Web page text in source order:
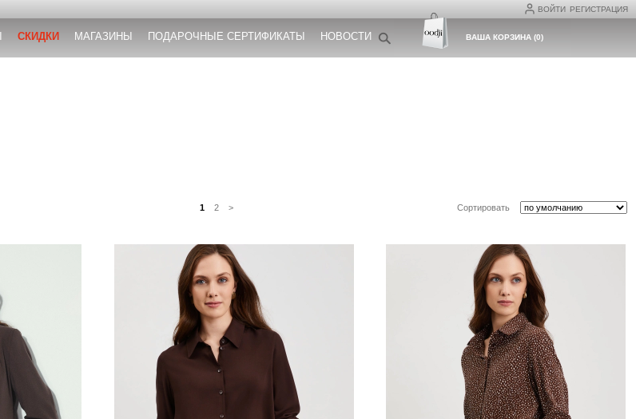
ВОЙТИ РЕГИСТРАЦИЯ
СКИДКИ МАГАЗИНЫ ПОДАРОЧНЫЕ СЕРТИФИКАТЫ НОВОСТИ ВАША КОРЗИНА(0)
1 2 > Сортировать